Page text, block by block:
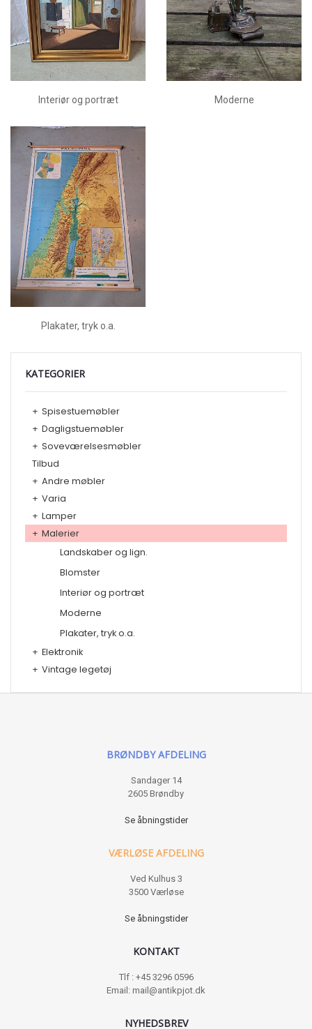
Interiør og portræt Moderne
Plakater, tryk o.a.
KATEGORIER
+ Spisestuemøbler
+ Dagligstuemøbler
+ Soveværelsesmøbler
Tilbud
+ Andre møbler
+ Varia
+ Lamper
+ Malerier
Landskaber og lign.
Blomster
Interiør og portræt
Moderne
Plakater, tryk o.a.
+ Elektronik
+ Vintage legetøj
BRØNDBY AFDELING
Sandager 14
2605 Brøndby
Se åbningstider
VÆRLØSE AFDELING
Ved Kulhus 3
3500 Værløse
Se åbningstider
KONTAKT
Tlf : +45 3296 0596
Email: mail@antikpjot.dk
NYHEDSBREV